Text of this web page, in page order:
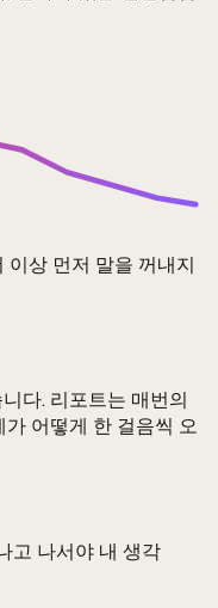
이상 먼저 말을 꺼내지
다. 리포트는 매번의
어떻게 한 걸음씩 오
고 나서야 내 생각